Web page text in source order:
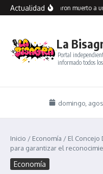
Saltar al contenido
ActualidadEncontraron muerto a
La
Portal
informado todos los
domingo,
Inicio / Economía / El
para garantizar el
Economía